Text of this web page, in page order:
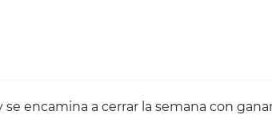
encamina a cerrar la semana con